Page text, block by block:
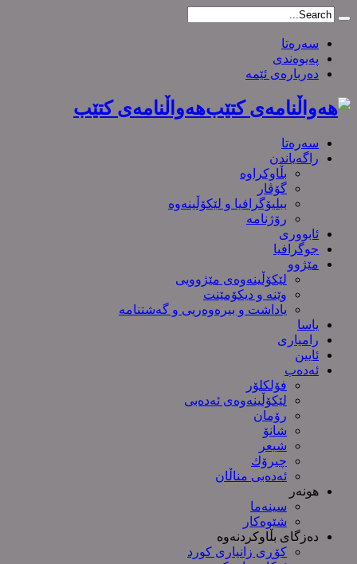
سەرەتا
پەیوەندی
دەربارەی ئێمە
هەواڵنامەی کتێب
سەرەتا
راگەیاندن
بڵاوکراوە
گۆڤار
ببلیۆگرافیا و لێکۆڵینەوە
رۆژنامە
ئابووری
جوگرافیا
مێژوو
لێکۆڵینەوەی مێژوویی
وێنە و دیکۆمێنت
یاداشت و بیره‌وه‌ریی و گەشتنامە
یاسا
رامیاری
ئایین
ئەدەب
فۆلکلۆر
لێکۆڵینەوەی ئەدەبی
رۆمان
شانۆ
شیعر
چیرۆك
ئەدەبی مناڵان
هونەر
سینەما
شێوەکار
دەزگای بڵاوکردنەوە
کۆڕی زانیاری کورد